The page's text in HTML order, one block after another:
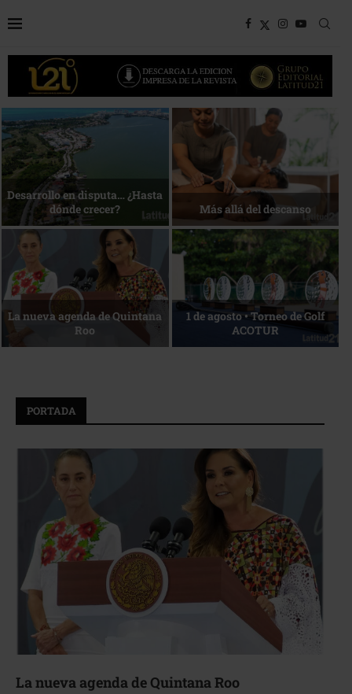
Bottega, un viaje servido a la
mesa
Energía que Impulsa la
competitividad
Reconocimiento de viajeros La esencia del servicio
PORTADA
La nueva agenda de Quintana Roo